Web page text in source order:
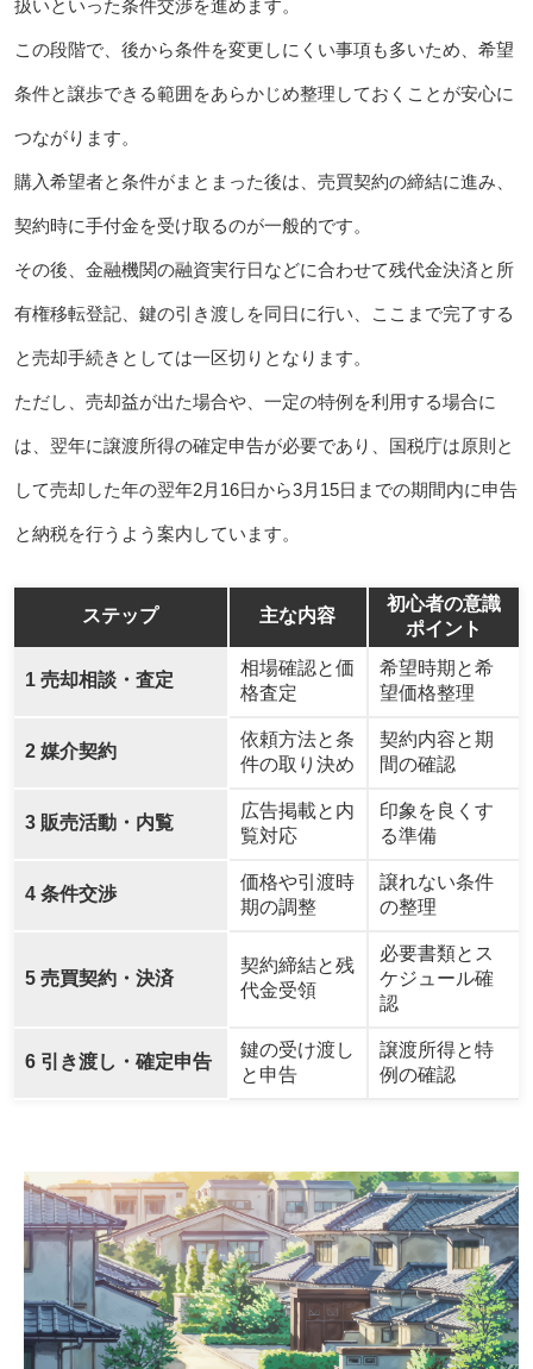
扱いといった条件交渉を進めます。
この段階で、後から条件を変更しにくい事項も多いため、希望
条件と譲歩できる範囲をあらかじめ整理しておくことが安心に
つながります。
購入希望者と条件がまとまった後は、売買契約の締結に進み、
契約時に手付金を受け取るのが一般的です。
その後、金融機関の融資実行日などに合わせて残代金決済と所
有権移転登記、鍵の引き渡しを同日に行い、ここまで完了する
と売却手続きとしては一区切りとなります。
ただし、売却益が出た場合や、一定の特例を利用する場合に
は、翌年に譲渡所得の確定申告が必要であり、国税庁は原則と
して売却した年の翌年2月16日から3月15日までの期間内に申告
と納税を行うよう案内しています。
ステップ 主な内容
初心者の意識
ポイント
1 売却相談・査定
相場確認と価
格査定
希望時期と希
望価格整理
2 媒介契約
依頼方法と条
件の取り決め
契約内容と期
間の確認
3 販売活動・内覧
広告掲載と内
覧対応
印象を良くす
る準備
4 条件交渉
価格や引渡時
期の調整
譲れない条件
の整理
5 売買契約・決済
契約締結と残
代金受領
必要書類とス
ケジュール確
認
6 引き渡し・確定申告
鍵の受け渡し
と申告
譲渡所得と特
例の確認